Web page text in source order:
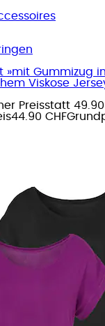
»mit Gummizug
Viskose
Preisstatt 49.90
44.90 CHF